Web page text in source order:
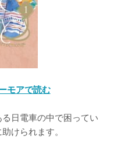
モアで読む
る日電車の中で困ってい
けられます。